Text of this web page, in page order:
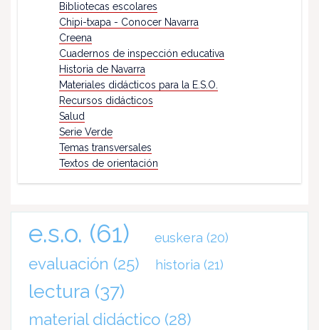
Bibliotecas escolares
Chipi-txapa - Conocer Navarra
Creena
Cuadernos de inspección educativa
Historia de Navarra
Materiales didácticos para la E.S.O.
Recursos didácticos
Salud
Serie Verde
Temas transversales
Textos de orientación
e.s.o. (61) euskera (20)
evaluación (25) historia (21)
lectura (37)
material didáctico (28)